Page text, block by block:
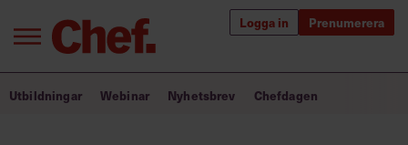
Logga in Prenumerera
Bra ledare förändrar världen
Utbildningar Webinar Nyhetsbrev Chefdagen